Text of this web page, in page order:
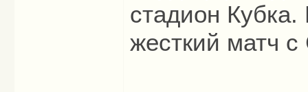
стадион
жесткий матч